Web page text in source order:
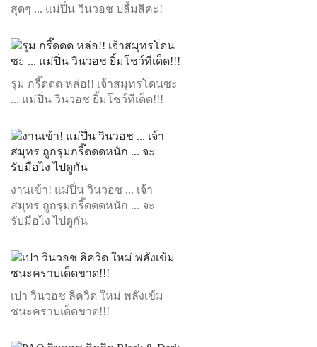
สุดๆ ... แม่ปิ่น วินวอช ปลื้มสิคะ!
รุม กรี๊ดดด หล่อ!! เจ้าสมุทรโดนซะ
... แม่ปิ่น วินวอช ยิ้มโชว์ทีเด็ด!!!
งานเข้า! แม่ปิ่น วินวอช ... เจ้า
สมุทร ถูกรุมกรี๊ดดดหนัก ... จะ
รับมือไง ไปดูกัน
เปา วินวอช ลิควิด ใหม่ พลังเข้ม
ชนะคราบเด็ดขาด!!!